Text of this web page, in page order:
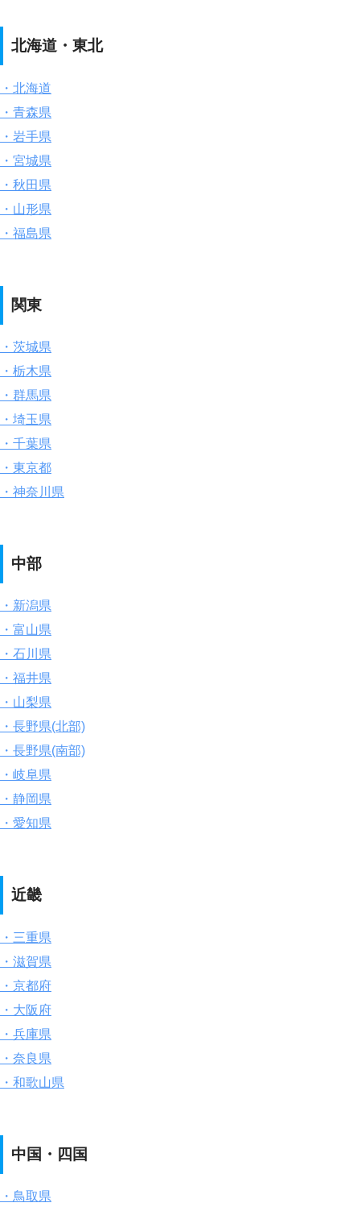
北海道・東北
・北海道
・青森県
・岩手県
・宮城県
・秋田県
・山形県
・福島県
関東
・茨城県
・栃木県
・群馬県
・埼玉県
・千葉県
・東京都
・神奈川県
中部
・新潟県
・富山県
・石川県
・福井県
・山梨県
・長野県(北部)
・長野県(南部)
・岐阜県
・静岡県
・愛知県
近畿
・三重県
・滋賀県
・京都府
・大阪府
・兵庫県
・奈良県
・和歌山県
中国・四国
・鳥取県